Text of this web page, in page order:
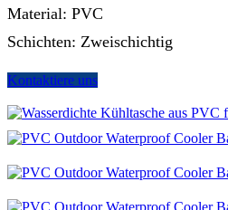
Material: PVC
Schichten: Zweischichtig
Kontaktiere uns